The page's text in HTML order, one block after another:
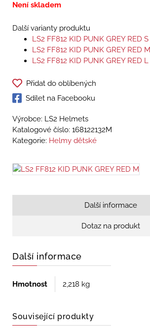
Není skladem
Další varianty produktu
LS2 FF812 KID PUNK GREY RED S
LS2 FF812 KID PUNK GREY RED M
LS2 FF812 KID PUNK GREY RED L
Přidat do oblíbených
Sdílet na Facebooku
Výrobce: LS2 Helmets
Katalogové číslo: 168122132M
Kategorie: Helmy dětské
Další informace
Dotaz na produkt
Další informace
Hmotnost 2,218 kg
Související produkty